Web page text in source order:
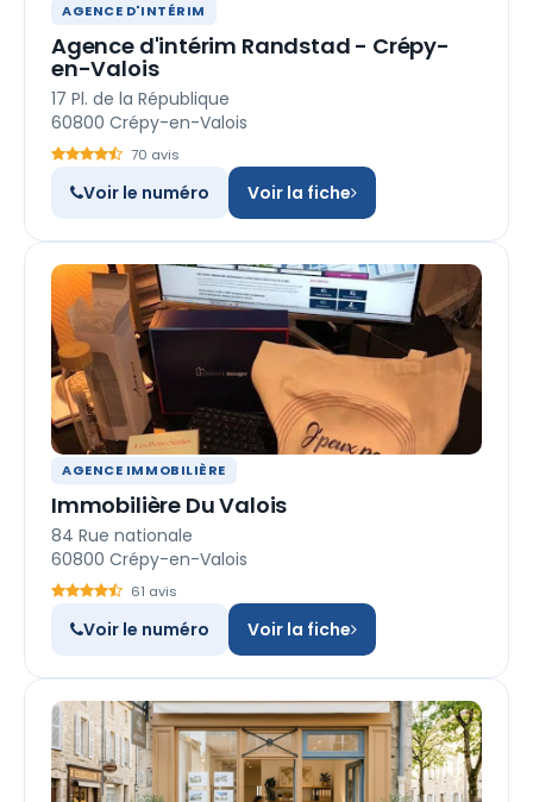
AGENCE D'INTÉRIM
Agence d'intérim Randstad - Crépy-
en-Valois
17 Pl. de la République
60800 Crépy-en-Valois
70 avis
Voir le numéro Voir la fiche
AGENCE IMMOBILIÈRE
Immobilière Du Valois
84 Rue nationale
60800 Crépy-en-Valois
61 avis
Voir le numéro Voir la fiche